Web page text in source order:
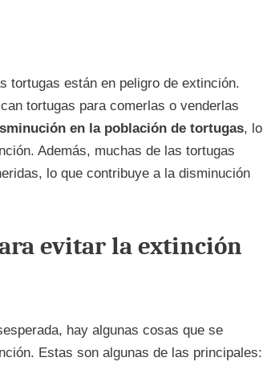
tortugas están en peligro de extinción.
tortugas para comerlas o venderlas
en la población de tortugas, lo
Además, muchas de las tortugas
lo que contribuye a la disminución
evitar la extinción
hay algunas cosas que se
Estas son algunas de las principales: